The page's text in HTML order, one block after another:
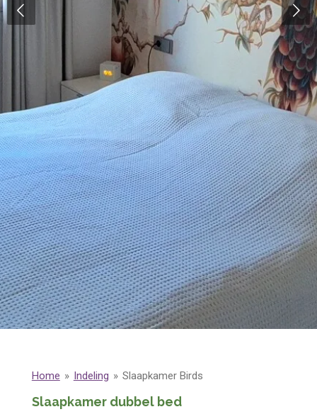
Home » Indeling » Slaapkamer Birds
Slaapkamer dubbel bed